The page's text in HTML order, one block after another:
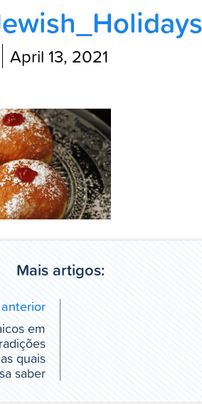
April 13, 2021
Mais artigos:
em
quais
saber